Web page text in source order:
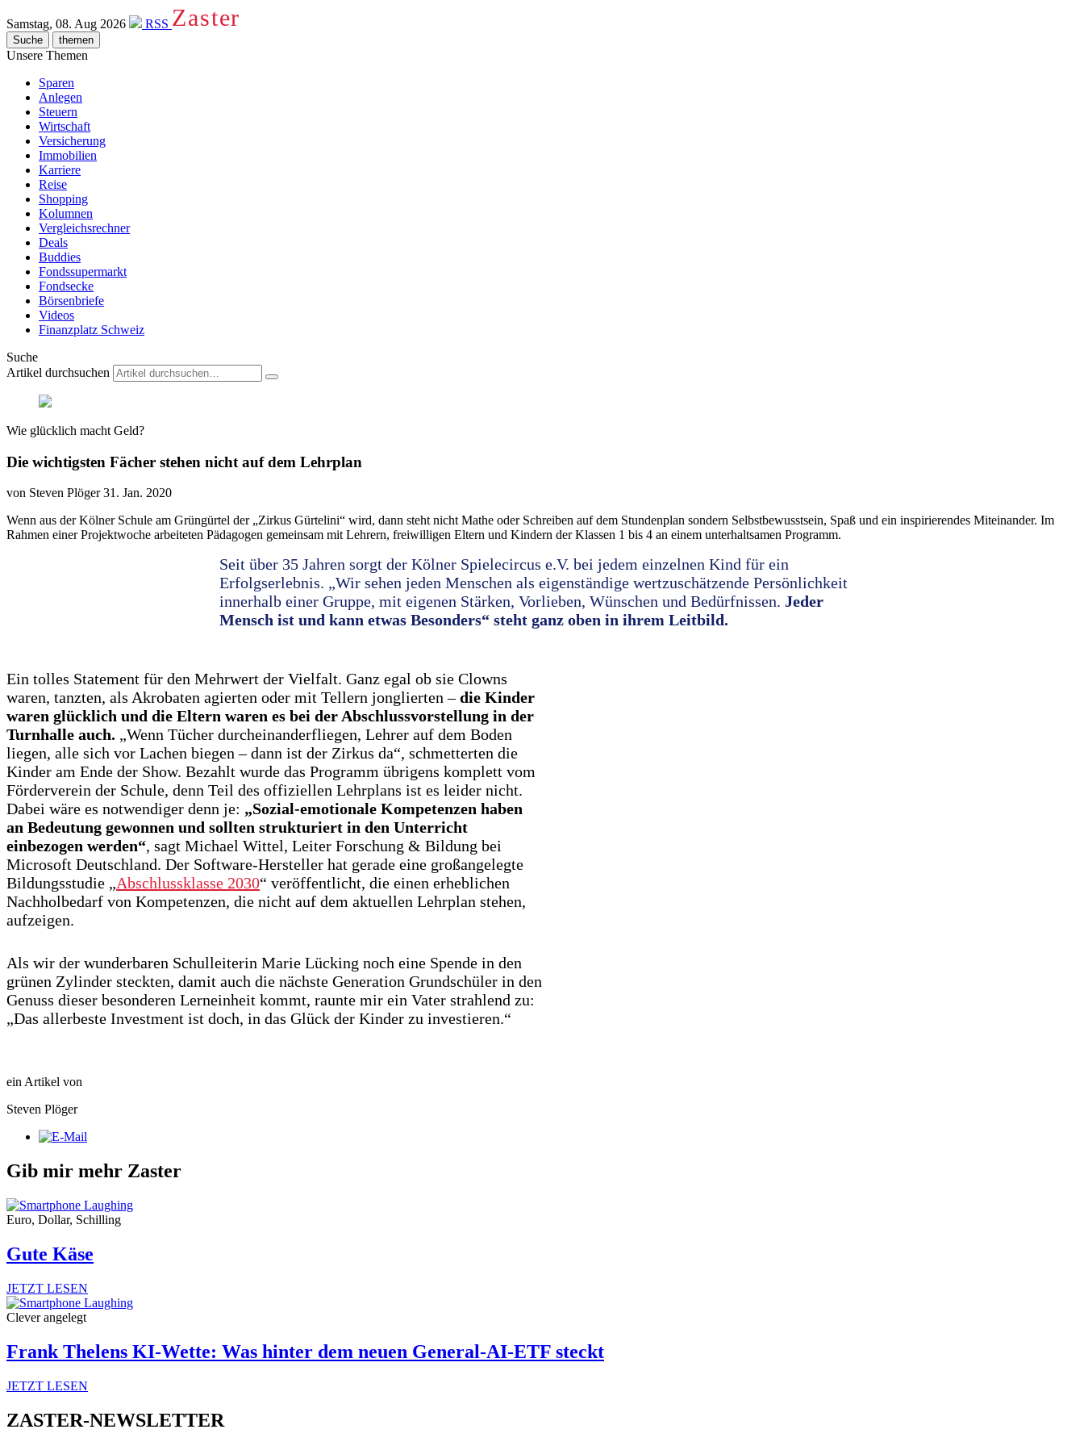
Samstag, 08. Aug 2026 RSS Zaster
Suche themen
Unsere Themen
Sparen
Anlegen
Steuern
Wirtschaft
Versicherung
Immobilien
Karriere
Reise
Shopping
Kolumnen
Vergleichsrechner
Deals
Buddies
Fondssupermarkt
Fondsecke
Börsenbriefe
Videos
Finanzplatz Schweiz
Suche
Artikel durchsuchen
Wie glücklich macht Geld?
Die wichtigsten Fächer stehen nicht auf dem Lehrplan
von Steven Plöger 31. Jan. 2020
Wenn aus der Kölner Schule am Grüngürtel der „Zirkus Gürtelini“ wird, dann steht nicht Mathe oder Schreiben auf dem Stundenplan sondern Selbstbewusstsein, Spaß und ein inspirierendes Miteinander. Im
Rahmen einer Projektwoche arbeiteten Pädagogen gemeinsam mit Lehrern, freiwilligen Eltern und Kindern der Klassen 1 bis 4 an einem unterhaltsamen Programm.
Seit über 35 Jahren sorgt der Kölner Spielecircus e.V. bei jedem einzelnen Kind für ein
Erfolgserlebnis. „Wir sehen jeden Menschen als eigenständige wertzuschätzende Persönlichkeit
innerhalb einer Gruppe, mit eigenen Stärken, Vorlieben, Wünschen und Bedürfnissen. Jeder
Mensch ist und kann etwas Besonders“ steht ganz oben in ihrem Leitbild.
Ein tolles Statement für den Mehrwert der Vielfalt. Ganz egal ob sie Clowns
waren, tanzten, als Akrobaten agierten oder mit Tellern jonglierten –die Kinder
waren glücklich und die Eltern waren es bei der Abschlussvorstellung in der
Turnhalle auch. „Wenn Tücher durcheinanderfliegen, Lehrer auf dem Boden
liegen, alle sich vor Lachen biegen – dann ist der Zirkus da“, schmetterten die
Kinder am Ende der Show. Bezahlt wurde das Programm übrigens komplett vom
Förderverein der Schule, denn Teil des offiziellen Lehrplans ist es leider nicht.
Dabei wäre es notwendiger denn je: „Sozial-emotionale Kompetenzen haben
an Bedeutung gewonnen und sollten strukturiert in den Unterricht
einbezogen werden“, sagt Michael Wittel, Leiter Forschung & Bildung bei
Microsoft Deutschland. Der Software-Hersteller hat gerade eine großangelegte
Bildungsstudie „Abschlussklasse 2030“ veröffentlicht, die einen erheblichen
Nachholbedarf von Kompetenzen, die nicht auf dem aktuellen Lehrplan stehen,
aufzeigen.
Als wir der wunderbaren Schulleiterin Marie Lücking noch eine Spende in den
grünen Zylinder steckten, damit auch die nächste Generation Grundschüler in den
Genuss dieser besonderen Lerneinheit kommt, raunte mir ein Vater strahlend zu:
„Das allerbeste Investment ist doch, in das Glück der Kinder zu investieren.“
ein Artikel von
Steven Plöger
Gib mir mehr Zaster
Euro, Dollar, Schilling
Gute Käse
JETZT LESEN
Clever angelegt
Frank Thelens KI-Wette: Was hinter dem neuen General-AI-ETF steckt
JETZT LESEN
ZASTER-NEWSLETTER